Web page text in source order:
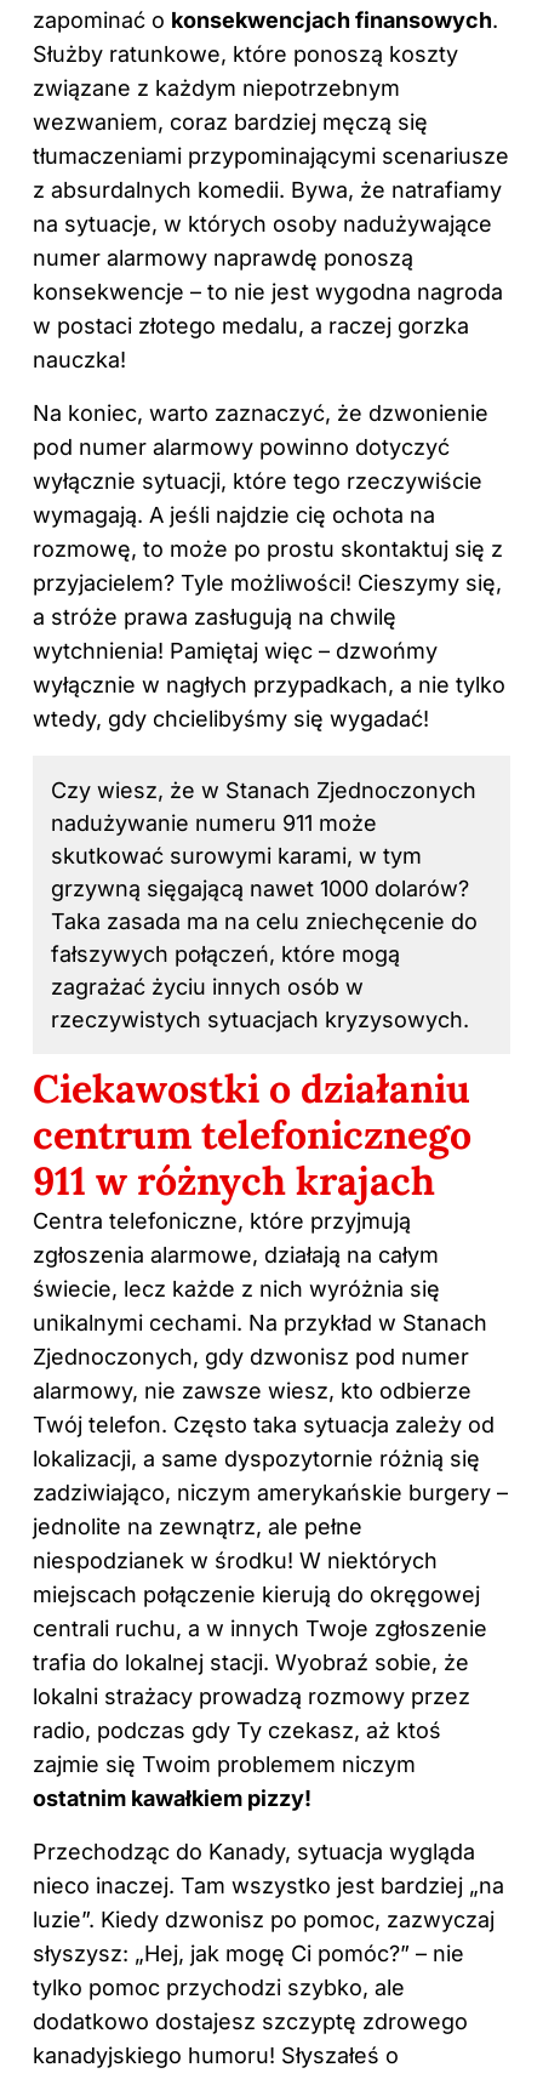
zapominać o konsekwencjach finansowych.
Służby ratunkowe, które ponoszą koszty
związane z każdym niepotrzebnym
wezwaniem, coraz bardziej męczą się
tłumaczeniami przypominającymi scenariusze
z absurdalnych komedii. Bywa, że natrafiamy
na sytuacje, w których osoby nadużywające
numer alarmowy naprawdę ponoszą
konsekwencje – to nie jest wygodna nagroda
w postaci złotego medalu, a raczej gorzka
nauczka!
Na koniec, warto zaznaczyć, że dzwonienie
pod numer alarmowy powinno dotyczyć
wyłącznie sytuacji, które tego rzeczywiście
wymagają. A jeśli najdzie cię ochota na
rozmowę, to może po prostu skontaktuj się z
przyjacielem? Tyle możliwości! Cieszymy się,
a stróże prawa zasługują na chwilę
wytchnienia! Pamiętaj więc – dzwońmy
wyłącznie w nagłych przypadkach, a nie tylko
wtedy, gdy chcielibyśmy się wygadać!
Czy wiesz, że w Stanach Zjednoczonych
nadużywanie numeru 911 może
skutkować surowymi karami, w tym
grzywną sięgającą nawet 1000 dolarów?
Taka zasada ma na celu zniechęcenie do
fałszywych połączeń, które mogą
zagrażać życiu innych osób w
rzeczywistych sytuacjach kryzysowych.
Ciekawostki o działaniu
centrum telefonicznego
911 w różnych krajach
Centra telefoniczne, które przyjmują
zgłoszenia alarmowe, działają na całym
świecie, lecz każde z nich wyróżnia się
unikalnymi cechami. Na przykład w Stanach
Zjednoczonych, gdy dzwonisz pod numer
alarmowy, nie zawsze wiesz, kto odbierze
Twój telefon. Często taka sytuacja zależy od
lokalizacji, a same dyspozytornie różnią się
zadziwiająco, niczym amerykańskie burgery –
jednolite na zewnątrz, ale pełne
niespodzianek w środku! W niektórych
miejscach połączenie kierują do okręgowej
centrali ruchu, a w innych Twoje zgłoszenie
trafia do lokalnej stacji. Wyobraź sobie, że
lokalni strażacy prowadzą rozmowy przez
radio, podczas gdy Ty czekasz, aż ktoś
zajmie się Twoim problemem niczym
ostatnim kawałkiem pizzy!
Przechodząc do Kanady, sytuacja wygląda
nieco inaczej. Tam wszystko jest bardziej „na
luzie”. Kiedy dzwonisz po pomoc, zazwyczaj
słyszysz: „Hej, jak mogę Ci pomóc?” – nie
tylko pomoc przychodzi szybko, ale
dodatkowo dostajesz szczyptę zdrowego
kanadyjskiego humoru! Słyszałeś o